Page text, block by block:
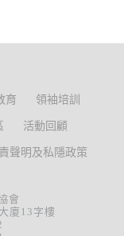
育 領袖培訓
活動回顧
聲明及私隱政策
會
廈13字樓